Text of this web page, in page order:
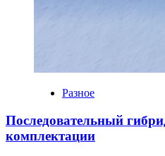
Разное
Последовательный
комплектации